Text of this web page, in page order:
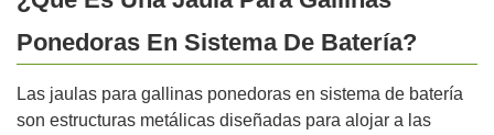
Ponedoras En Sistema De Batería?
Las jaulas para gallinas ponedoras en sistema de batería
son estructuras metálicas diseñadas para alojar a las